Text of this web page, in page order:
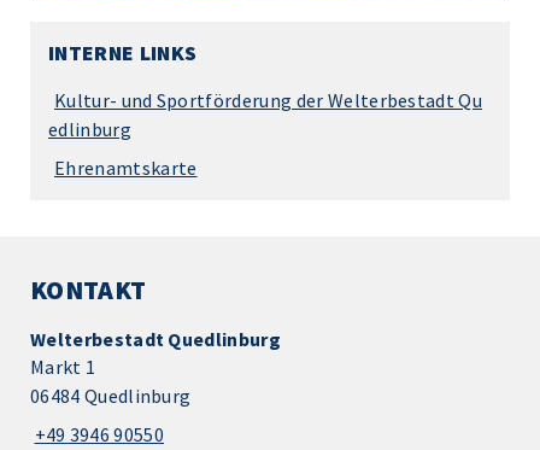
INTERNE LINKS
Kultur- und Sportförderung der Welterbestadt Qu
edlinburg
Ehrenamtskarte
KONTAKT
Welterbestadt Quedlinburg
Markt 1
06484 Quedlinburg
+49 3946 90550